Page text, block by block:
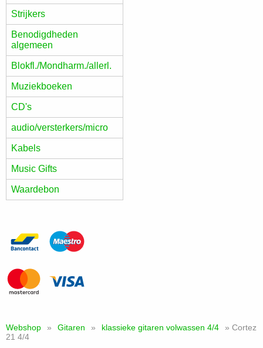
Strijkers
Benodigdheden
algemeen
Blokfl./Mondharm./allerl.
Muziekboeken
CD's
audio/versterkers/micro
Kabels
Music Gifts
Waardebon
Webshop » Gitaren » klassieke gitaren volwassen 4/4
» Cortez
21 4/4